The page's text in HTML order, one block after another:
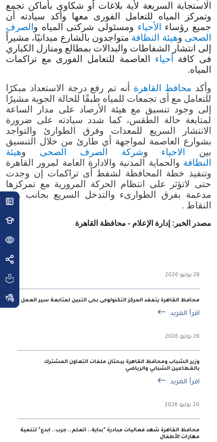
الاستجابة السريعة لأية بلاغات أو شكاوى بأماكن تجمع
وتمركز المياه للتعامل الفورى معها وأكد سيادته أن
جميع رؤساء الأحياء ومسئولى شركتى المياه والصرف
الصحى وهيئة النظافة متواجدون بالشارع ميدانيًا، مشيراً
إلى انتشار الشفاطات والبدالات بمطالع ومنازل الكباري
فى كافة أحياء العاصمة للتعامل الفورى مع تراكمات
المياه.
وأكد محافظ القاهرة أنه تم رفع درجة الاستعداد مبكرًا
للتعامل مع أى تجمعات للمياه طبقًا للحالة الجوية مشيرًا
إلى وجود تنسيق مع هيئة الأرصاد على مدار الساعة
لمتابعة حالة الطقس، كما شدد سيادته على ضرورة
الانتشار السريع للمعدات وفرق الطوارئ والتواجد
بشوارع العاصمة لمواجهة أي طارئ من خلال التنسيق
بين الاحياء وشركة الصرف الصحى وهيئة
النظافة والحماية المدنية والادارة العامة لمرور القاهرة
وتنفيذ خطة المحافظة لشفط أى تراكمات إن وجدت
حتى لاتؤثر على انتظام الحركة المرورية مع تمركزها
مدعمة بفرق الطوارىء والتدخل السريع بجانب هذه
النقاط .
مصدر الخبر: إدارة الإعلام - محافظة القاهرة
28 يوليو 2026
محافظ القاهرة يتفقد المركز التكنولوجى بحى التبين لمتابعة سير العمل
اقرأ المزيد
26 يوليو 2026
وزير الشباب ومحافظ القاهرة يبحثان ملفات التعاون المشترك
بالقطاعين الشبابي والرياضي
اقرأ المزيد
20 يوليو 2026
محافظ القاهرة شهد فعاليات مبادرة "بداية.. اتعلم.. جرب.. ابدع" لتنمية
مهارات الأطفال